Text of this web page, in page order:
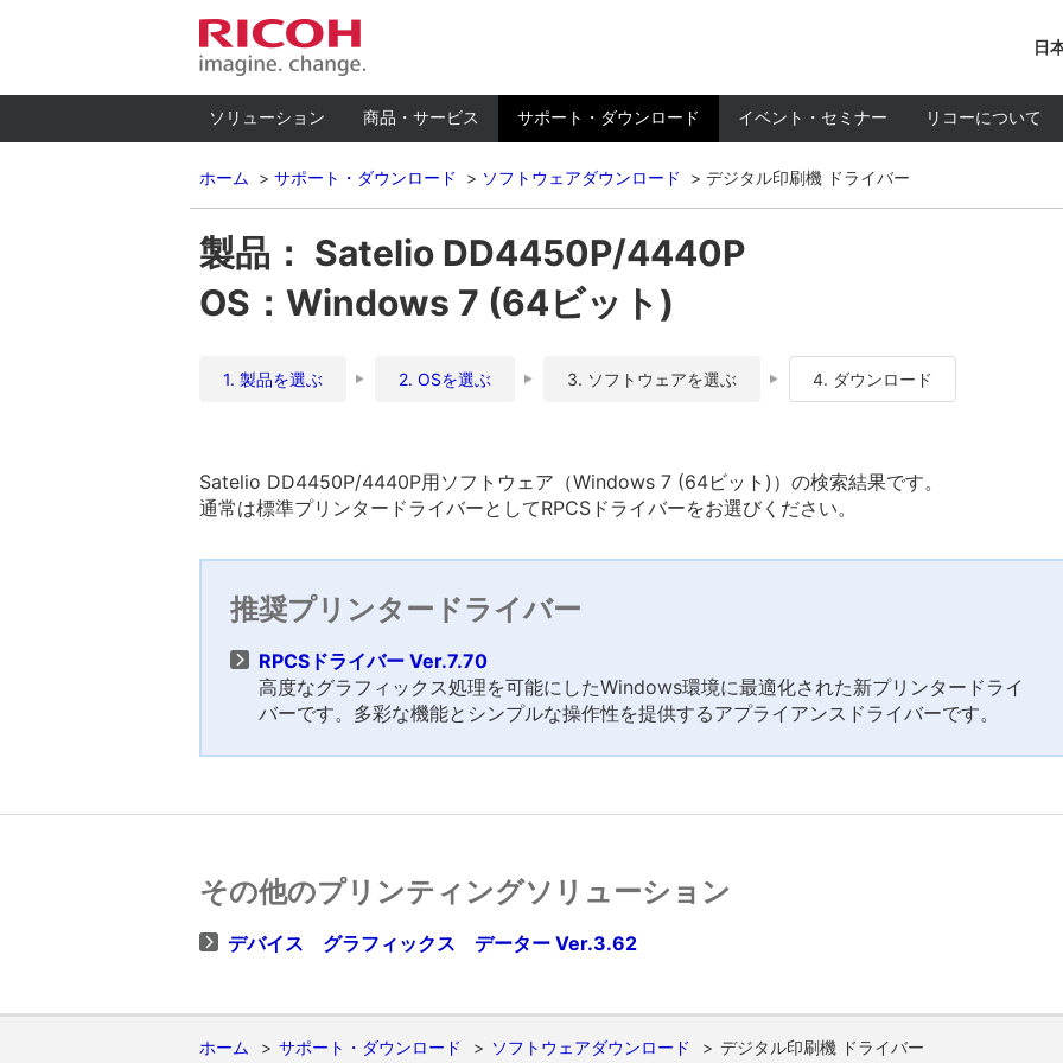
日
ソリューション 商品・サービス サポート・ダウンロード イベント・セミナー リコーについて
ホーム サポート・ダウンロード ソフトウェアダウンロード デジタル印刷機 ドライバー
製品： Satelio DD4450P/4440P
OS：Windows 7 (64ビット)
1. 製品を選ぶ 2. OSを選ぶ 3. ソフトウェアを選ぶ 4. ダウンロード
Satelio DD4450P/4440P用ソフトウェア（Windows 7 (64ビット)）の検索結果です。
通常は標準プリンタードライバーとしてRPCSドライバーをお選びください。
推奨プリンタードライバー
RPCSドライバー Ver.7.70
高度なグラフィックス処理を可能にしたWindows環境に最適化された新プリンタードライ
バーです。多彩な機能とシンプルな操作性を提供するアプライアンスドライバーです。
その他のプリンティングソリューション
デバイス グラフィックス データー Ver.3.62
ホーム サポート・ダウンロード ソフトウェアダウンロード デジタル印刷機 ドライバー